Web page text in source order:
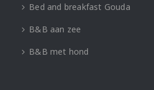
Bed and breakfast Gouda
B&B aan zee
B&B met hond